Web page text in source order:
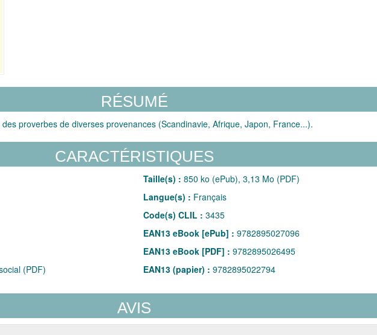
RÉSUMÉ
proverbes de diverses provenances (Scandinavie, Afrique, Japon, France...).
CARACTÉRISTIQUES
(PDF)
Taille(s) : 850 ko (ePub), 3,13 Mo (PDF)
Langue(s) : Français
Code(s) CLIL : 3435
EAN13 eBook [ePub] : 9782895027096
EAN13 eBook [PDF] : 9782895026495
EAN13 (papier) : 9782895022794
AVIS